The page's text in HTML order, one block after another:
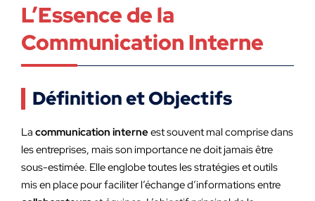
L’Essence de la
Communication Interne
Définition et Objectifs
La communication interneest souvent mal comprise dans
les entreprises, mais son importance ne doit jamais être
sous-estimée. Elle englobe toutes les stratégies et outils
mis en place pour faciliter l’échange d’informations entre